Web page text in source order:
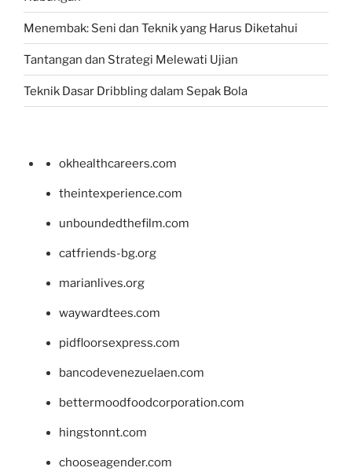
Menembak: Seni dan Teknik yang Harus Diketahui
Tantangan dan Strategi Melewati Ujian
Teknik Dasar Dribbling dalam Sepak Bola
okhealthcareers.com
theintexperience.com
unboundedthefilm.com
catfriends-bg.org
marianlives.org
waywardtees.com
pidfloorsexpress.com
bancodevenezuelaen.com
bettermoodfoodcorporation.com
hingstonnt.com
chooseagender.com